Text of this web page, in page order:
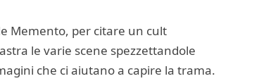
Memento, per citare un cult
le varie scene spezzettandole
che ci aiutano a capire la trama.